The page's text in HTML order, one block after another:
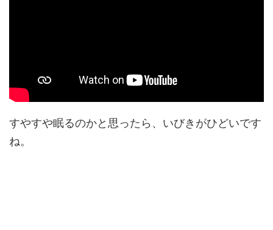
すやすや眠るのかと思ったら、いびきがひどいです
ね。